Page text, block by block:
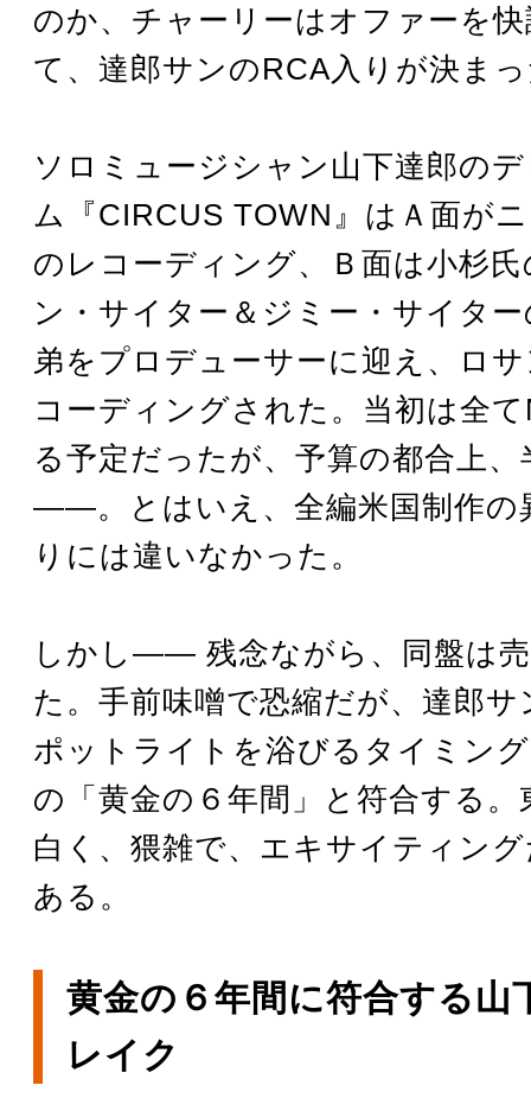
のか、チャーリーはオファーを
て、達郎サンのRCA入りが決ま
ソロミュージシャン山下達郎の
ム『CIRCUS TOWN』はＡ面が
のレコーディング、Ｂ面は小杉
ン・サイター＆ジミー・サイタ
弟をプロデューサーに迎え、ロ
コーディングされた。当初は全
る予定だったが、予算の都合上
――。とはいえ、全編米国制作の
りには違いなかった。
しかし―― 残念ながら、同盤は
た。手前味噌で恐縮だが、達郎
ポットライトを浴びるタイミン
の「黄金の６年間」と符合する。
白く、猥雑で、エキサイティン
ある。
黄金の６年間に符合する山
レイク